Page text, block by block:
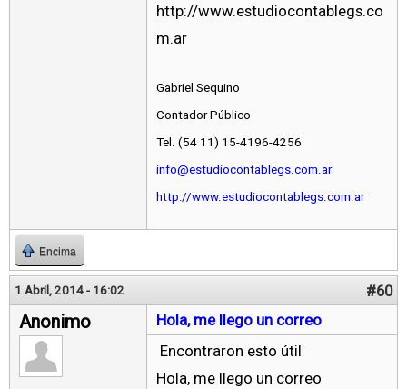
http://www.estudiocontablegs.co
m.ar
Gabriel Sequino
Contador Público
Tel. (54 11) 15-4196-4256
info@estudiocontablegs.com.ar
http://www.estudiocontablegs.com.ar
Encima
1 Abril, 2014 - 16:02 #60
Anonimo
Hola, me llego un correo
Encontraron esto útil
Hola, me llego un correo